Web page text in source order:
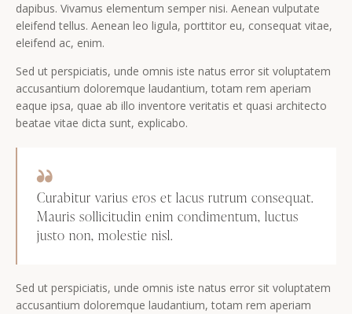
dapibus. Vivamus elementum semper nisi. Aenean vulputate
eleifend tellus. Aenean leo ligula, porttitor eu, consequat vitae,
eleifend ac, enim.
Sed ut perspiciatis, unde omnis iste natus error sit voluptatem
accusantium doloremque laudantium, totam rem aperiam
eaque ipsa, quae ab illo inventore veritatis et quasi architecto
beatae vitae dicta sunt, explicabo.
Curabitur varius eros et lacus rutrum consequat.
Mauris sollicitudin enim condimentum, luctus
justo non, molestie nisl.
Sed ut perspiciatis, unde omnis iste natus error sit voluptatem
accusantium doloremque laudantium, totam rem aperiam